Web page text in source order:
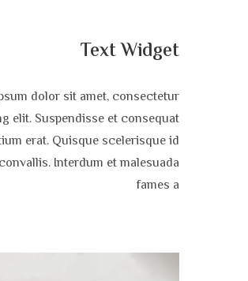
Text Widget
dolor sit amet, consectetur
elit. Suspendisse et consequat
erat. Quisque scelerisque id
Interdum et malesuada
fames a